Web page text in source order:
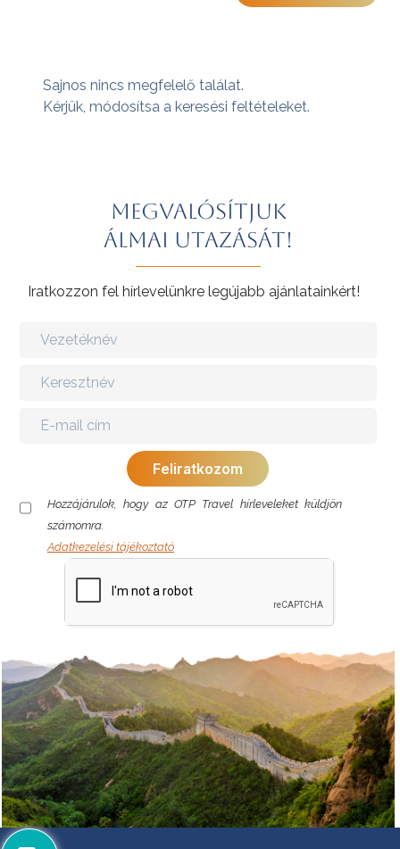
Sajnos nincs megfelelő találat.
Kérjük, módosítsa a keresési feltételeket.
Megvalósítjuk
álmai utazását!
Iratkozzon fel hírlevelünkre legújabb ajánlatainkért!
Hozzájárulok, hogy az OTP Travel hírleveleket küldjön
számomra.
Adatkezelési tájékoztató